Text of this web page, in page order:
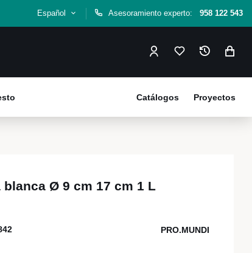
Español Asesoramiento experto: 958 122 543
Proyectos
Catálogos
Ø 9 cm 17 cm 1 L
PRO.MUNDI